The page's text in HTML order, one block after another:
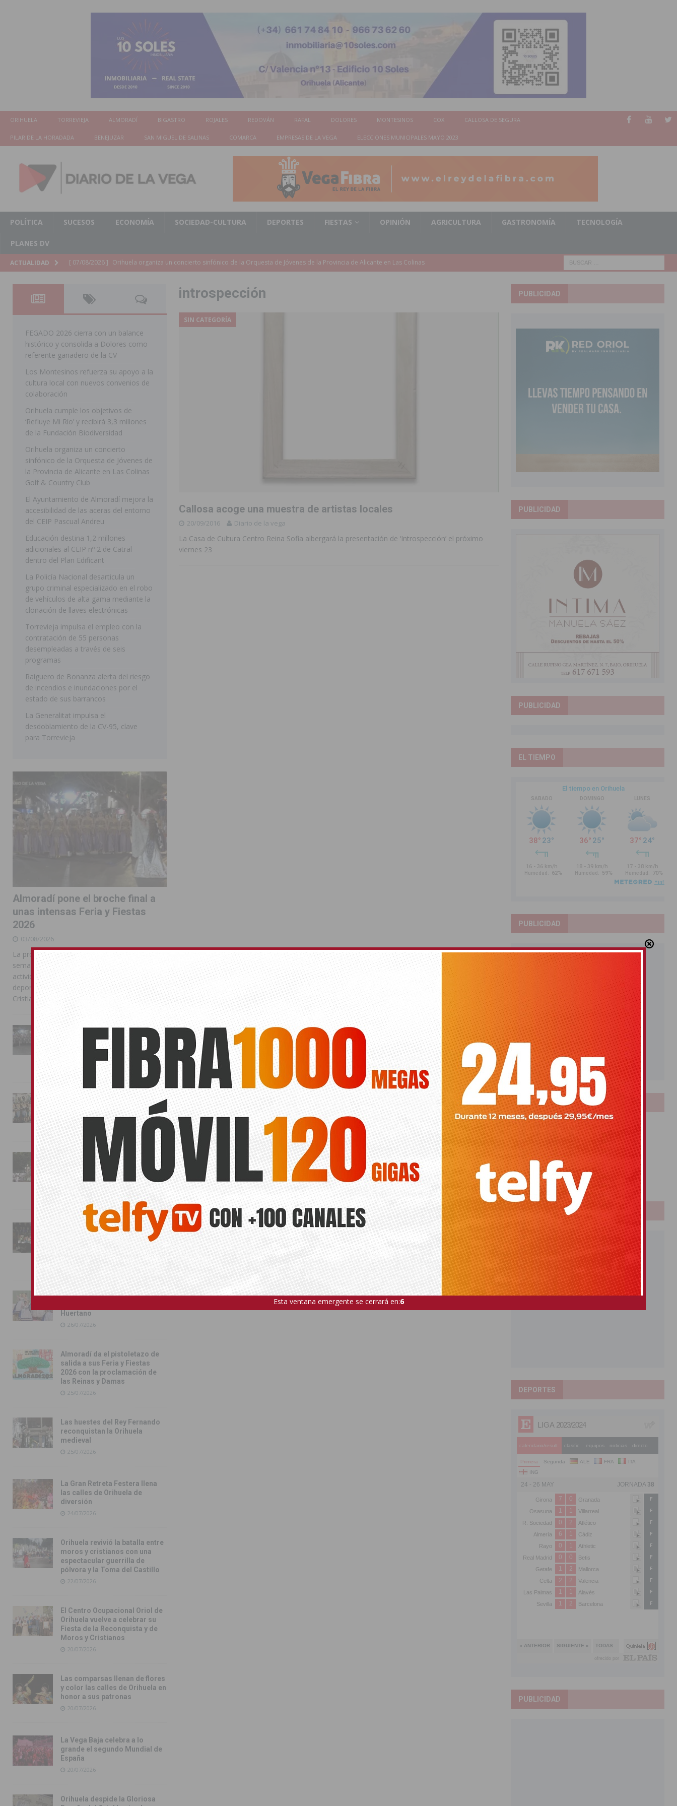
ORIHUELA TORREVIEJA ALMORADÍ BIGASTRO ROJALES REDOVÁN RAFAL DOLORES MONTESINOS COX CALLOSA DE SEGURA
PILAR DE LA HORADADA BENEJUZAR SAN MIGUEL DE SALINAS COMARCA EMPRESAS DE LA VEGA ELECCIONES MUNICIPALES MAYO 2023
POLÍTICA SUCESOS ECONOMÍA SOCIEDAD-CULTURA DEPORTES FIESTAS OPINIÓN AGRICULTURA GASTRONOMÍA TECNOLOGÍA
PLANES DV
ACTUALIDAD [ 07/08/2026 ] El Ayuntamiento de Almoradí mejora la accesibilidad de las aceras del entorno del CEIP Pascual Andreu
[ 07/08/2026 ]
Educación destina 1,2 millones adicionales al CEIP nº 2 de Catral dentro del Plan Edificant
[ 07/08/2026 ] La Policía Nacional desarticula un grupo criminal especializado en el robo de vehículos de alta gama mediante la
clonación de llaves electrónicas
[ 07/08/2026 ] Torrevieja impulsa el empleo con la contratación de 55 personas desempleadas a través de seis programas
[ 07/08/2026 ] Raiguero de Bonanza alerta del riesgo de incendios e inundaciones por el estado de sus barrancos
[ 07/08/2026 ]
[ 07/08/2026 ] Benferri ya se prepara para dar comienzo a sus Fiestas 2026
[ 07/08/2026 ] Bigastro se viste de gala para la coronación de la Corte 2026
[ 07/08/2026 ]
Rojales clausura con éxito las Fiestas de las Urbanizaciones de Ciudad Quesada 2026
[ 06/08/2026 ]
Arcángel
REDOVÁN
[ 06/08/2026 ]
El PSOE denuncia una nueva prórroga de la ORA en Orihuela ‘sin mejoras ni bonificaciones’
[ 07/08/2026 ] FEGADO 2026 cierra con un balance histórico y consolida a Dolores como referente ganadero de la CV
DOLORES
[ 07/08/2026 ] Orihuela cumple los objetivos de ‘Refluye Mi Río’ y recibirá 3,3 millones de la Fundación Biodiversidad
ORIHUELA
[ 07/08/2026 ]
Orihuela organiza un concierto sinfónico de la Orquesta de Jóvenes de la Provincia de Alicante en Las Colinas
Golf & Country Club
introspección
SIN CATEGORÍA
Callosa acoge una muestra de artistas locales
20/09/2016 Diario de la vega
La Casa de Cultura Centro Reina Sofia albergará la presentación de ‘Introspección’ el próximo
viernes 23
FEGADO 2026 cierra con un balance
histórico y consolida a Dolores como
referente ganadero de la CV
Los Montesinos refuerza su apoyo a la
cultura local con nuevos convenios de
colaboración
Orihuela cumple los objetivos de
‘Refluye Mi Río’ y recibirá 3,3 millones
de la Fundación Biodiversidad
Orihuela organiza un concierto
sinfónico de la Orquesta de Jóvenes de
la Provincia de Alicante en Las Colinas
Golf & Country Club
El Ayuntamiento de Almoradí mejora la
accesibilidad de las aceras del entorno
del CEIP Pascual Andreu
Educación destina 1,2 millones
adicionales al CEIP nº 2 de Catral
dentro del Plan Edificant
La Policía Nacional desarticula un
grupo criminal especializado en el robo
de vehículos de alta gama mediante la
clonación de llaves electrónicas
Torrevieja impulsa el empleo con la
contratación de 55 personas
desempleadas a través de seis
programas
Raiguero de Bonanza alerta del riesgo
de incendios e inundaciones por el
estado de sus barrancos
La Generalitat impulsa el
desdoblamiento de la CV-95, clave
para Torrevieja
Almoradí pone el broche final a
unas intensas Feria y Fiestas
2026
03/08/2026
La programación reunió durante más de una
semana actos institucionales, conciertos,
actividades familiares, competiciones
deportivas y las celebraciones de Moros y
Cristianos
La Entrada Cristiana llena de
esplendor las calles de
Almoradí en una multitudinaria
jornada festera
02/08/2026
La magia de la Entrada Mora
conquista las calles de
Almoradí
01/08/2026
La fiesta se adueña de
Almoradí con la presentación
de los cargos festeros y la
toma del castillo
31/07/2026
Pilar de la Horadada
conmemora con emoción el
40º aniversario de su
independencia como municipio
31/07/2026
Almoradí presume de raíces
Huertano
26/07/2026
Almoradí da el pistoletazo de
salida a sus Feria y Fiestas
2026 con la proclamación de
las Reinas y Damas
25/07/2026
Las huestes del Rey Fernando
reconquistan la Orihuela
medieval
25/07/2026
La Gran Retreta Festera llena
las calles de Orihuela de
diversión
24/07/2026
Orihuela revivió la batalla entre
moros y cristianos con una
espectacular guerrilla de
pólvora y la Toma del Castillo
22/07/2026
El Centro Ocupacional Oriol de
Orihuela vuelve a celebrar su
Fiesta de la Reconquista y de
Moros y Cristianos
20/07/2026
Las comparsas llenan de flores
y color las calles de Orihuela en
honor a sus patronas
20/07/2026
La Vega Baja celebra a lo
grande el segundo Mundial de
España
20/07/2026
Orihuela despide la Gloriosa
PUBLICIDAD
PUBLICIDAD
PUBLICIDAD
EL TIEMPO
PUBLICIDAD
LOTERIAS
Bonoloto
Primitiva
El Gordo
Euromillones
Loteria
Once
PUBLICIDAD
DEPORTES
PUBLICIDAD
Esta ventana emergente se cerrará en:5